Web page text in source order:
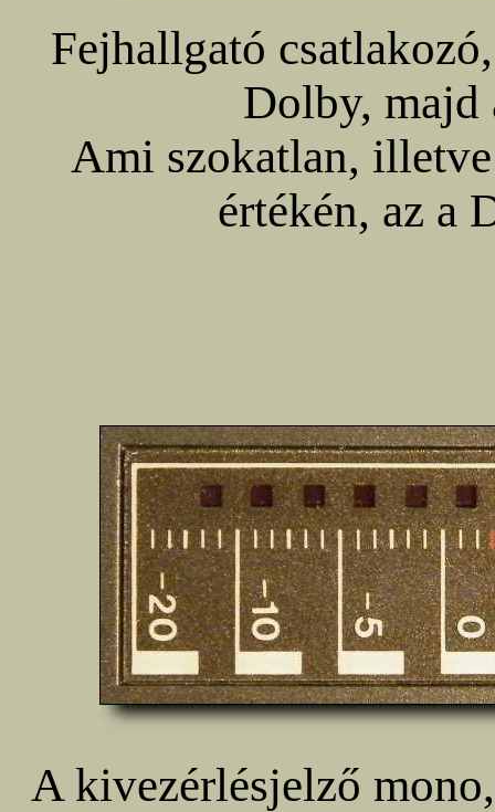
Fejhallgató
Dolby, majd
Ami szokatlan,
értékén, az a
A kivezérlésjelző